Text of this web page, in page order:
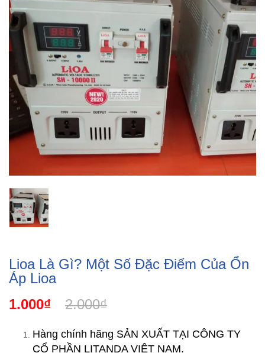
Lioa Là Gì? Một Số Đặc Điểm Của Ổn
Áp Lioa
1.000₫
2.000₫
Hàng chính hãng SẢN XUẤT TẠI CÔNG TY
CỔ PHẦN LITANDA VIỆT NAM.